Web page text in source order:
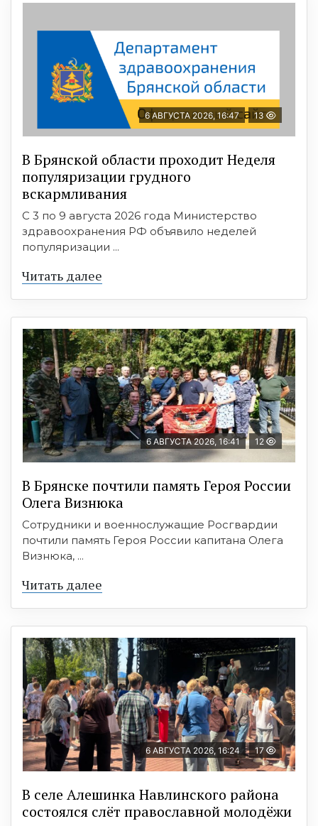
6 АВГУСТА 2026, 16:47 13
В Брянской области проходит Неделя
популяризации грудного
вскармливания
С 3 по 9 августа 2026 года Министерство
здравоохранения РФ объявило неделей
популяризации ...
Читать далее
6 АВГУСТА 2026, 16:41 12
В Брянске почтили память Героя России
Олега Визнюка
Сотрудники и военнослужащие Росгвардии
почтили память Героя России капитана Олега
Визнюка, ...
Читать далее
6 АВГУСТА 2026, 16:24 17
В селе Алешинка Навлинского района
состоялся слёт православной молодёжи